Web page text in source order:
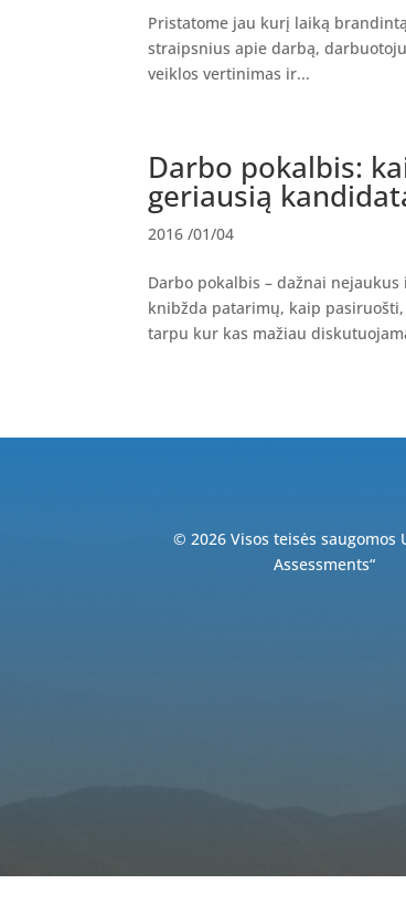
Pristatome jau kurį laiką
straipsnius apie darbą,
veiklos vertinimas ir...
Darbo pokalbis:
geriausią
2016 /01/04
Darbo pokalbis – dažnai
knibžda patarimų, kaip
tarpu kur kas mažiau
© 2026 Visos teisės saugomos
Assessments“